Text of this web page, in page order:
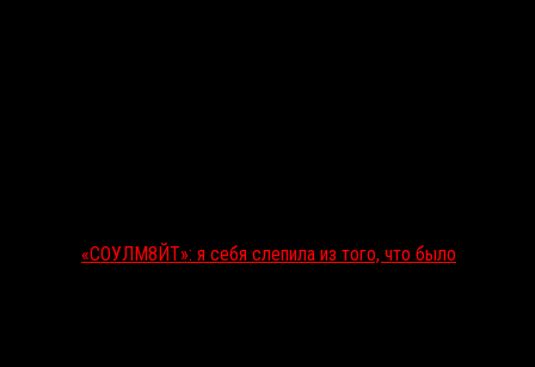
«СОУЛМ8ЙТ»: я себя слепила из того, что было